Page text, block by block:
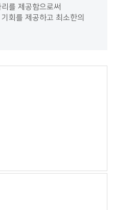
를 제공함으로써
회를 제공하고 최소한의